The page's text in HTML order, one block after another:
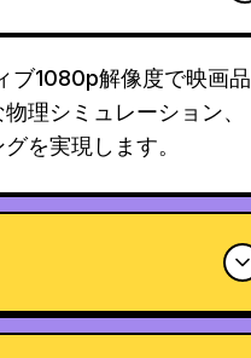
ブ1080p解像度で映画品
理シミュレーション、
を実現します。